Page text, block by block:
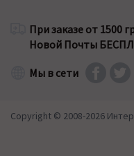
При заказе от 1500
Новой Почты
Мы в сети
Copyright © 2008-2026